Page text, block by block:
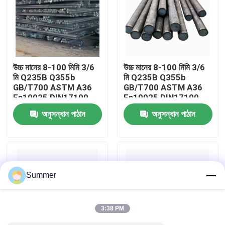
কারখানা ভ্রমণ
আমাদের সাথে যোগাযোগ করুন
উদ্ধৃতির জন্য আবেদন
কার্বন ইস্পাত প্লেট
উচ্চ মানের 8-100 মিমি 3/6
মি Q235B Q355b
GB/T700 ASTM A36
En10025 DIN17100
ফ্রেম-শক্তিশালী বিল্ডিং কাঠামো
কার্বন ইস্পাত রডঅনুসন্ধান পাঠান
উচ্চ মানের 8-100 মিমি 3/6
মি Q235B Q355b
GB/T700 ASTM A36
En10025 DIN17100
ফ্রেম-শক্তিশালী বিল্ডিং কাঠামো
কার্বন ইস্পাত রডঅনুসন্ধান পাঠান
Summer
3:38 PM